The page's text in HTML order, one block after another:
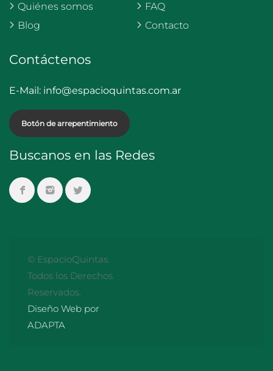
Quiénes somos
Blog
FAQ
Contacto
Contáctenos
E-Mail: info@espacioquintas.com.ar
Botón de arrepentimiento
Buscanos en las Redes
© EspacioQuintas.
Todos los Derechos
Reservados.
Diseño Web por
ADAPTA